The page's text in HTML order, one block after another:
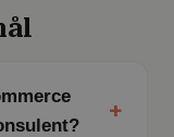
+